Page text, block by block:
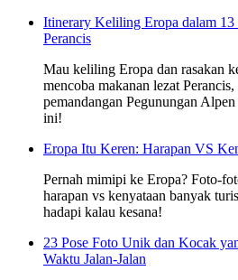
Itinerary Keliling Eropa dalam
Perancis
Mau keliling Eropa dan rasakan
mencoba makanan lezat
pemandangan Pegunungan
ini!
Eropa Itu Keren: Harapan VS
Pernah mimipi ke Eropa? Foto-
harapan vs kenyataan banyak
hadapi kalau kesana!
23 Pose Foto Unik dan Kocak
Waktu Jalan-Jalan